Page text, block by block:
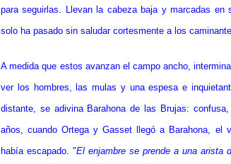
para seguirlas. Llevan la cabeza baja y marcadas
solo ha pasado sin saludar cortesmente a los
A medida que estos avanzan el campo ancho,
ver los hombres, las mulas y una espesa e
distante, se adivina Barahona de las Brujas:
años, cuando Ortega y Gasset llegó a Barahona, el
había escapado. "El enjambre se prende a una arista